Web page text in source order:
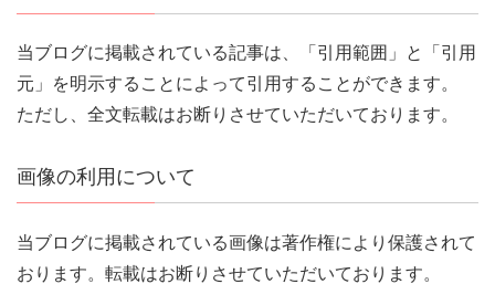
当ブログに掲載されている記事は、「引用範囲」と「引用
元」を明示することによって引用することができます。
ただし、全文転載はお断りさせていただいております。
画像の利用について
当ブログに掲載されている画像は著作権により保護されて
おります。転載はお断りさせていただいております。